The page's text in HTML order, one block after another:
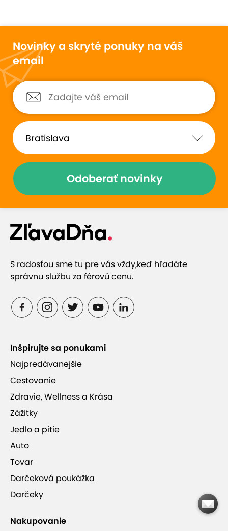
Novinky a skryté ponuky na váš
email
Odoberať novinky
S radosťou sme tu pre vás vždy,keď hľadáte
správnu službu za férovú cenu.
Inšpirujte sa ponukami
Najpredávanejšie
Cestovanie
Zdravie, Wellness a Krása
Zážitky
Jedlo a pitie
Auto
Tovar
Darčeková poukážka
Darčeky
Nakupovanie